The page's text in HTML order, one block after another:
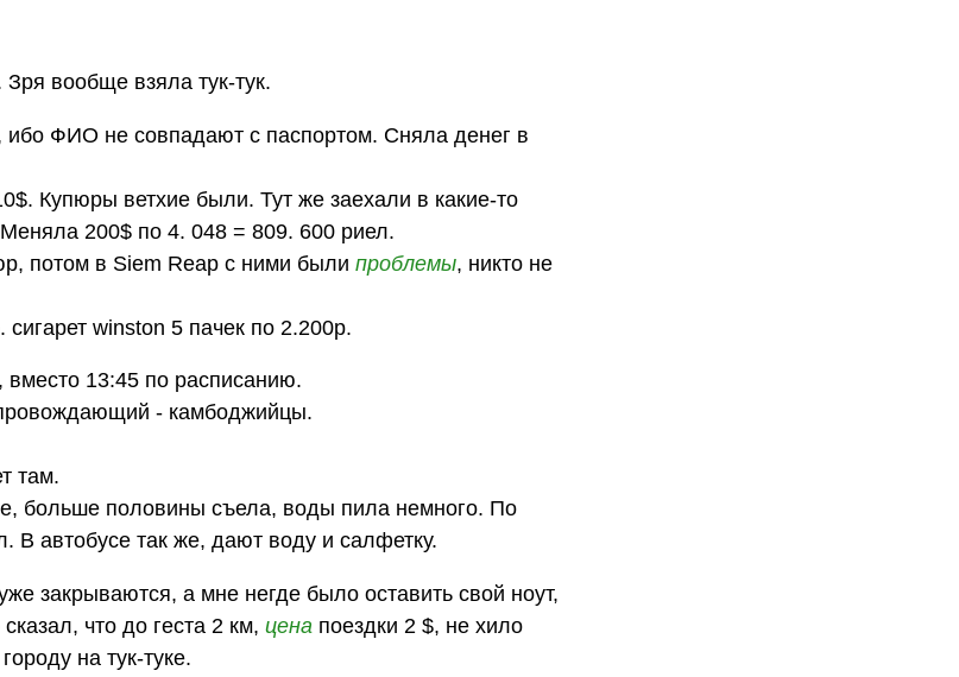
вообще взяла тук-тук.
ибо ФИО не совпадают с паспортом. Сняла денег в
Купюры ветхие были. Тут же заехали в какие-то
200$ по 4. 048 = 809. 600 риел.
потом в Siem Reap с ними былипроблемы, никто не
winston 5 пачек по 2.200р.
13:45 по расписанию.
- камбоджийцы.
там.
больше половины съела, воды пила немного. По
В автобусе так же, дают воду и салфетку.
закрываются, а мне негде было оставить свой ноут,
что до геста 2 км,цена поездки 2 $, не хило
на тук-туке.